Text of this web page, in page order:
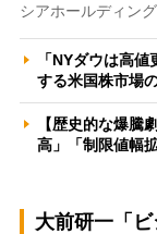
シアホールディン
「NYダウは高
する米国株市
【歴史的な爆騰
高」「制限値
大前研一「